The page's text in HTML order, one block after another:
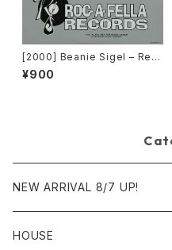
[2000] Beanie Sigel – Rem
ember Them Days / Raw &
Uncut [Roc-A-Fella Record
¥900
NEW ARRIVAL 8/7 UP!
HOUSE